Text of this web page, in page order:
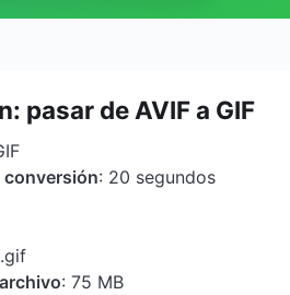
pasar de AVIF a GIF
: 20 segundos
: 75 MB